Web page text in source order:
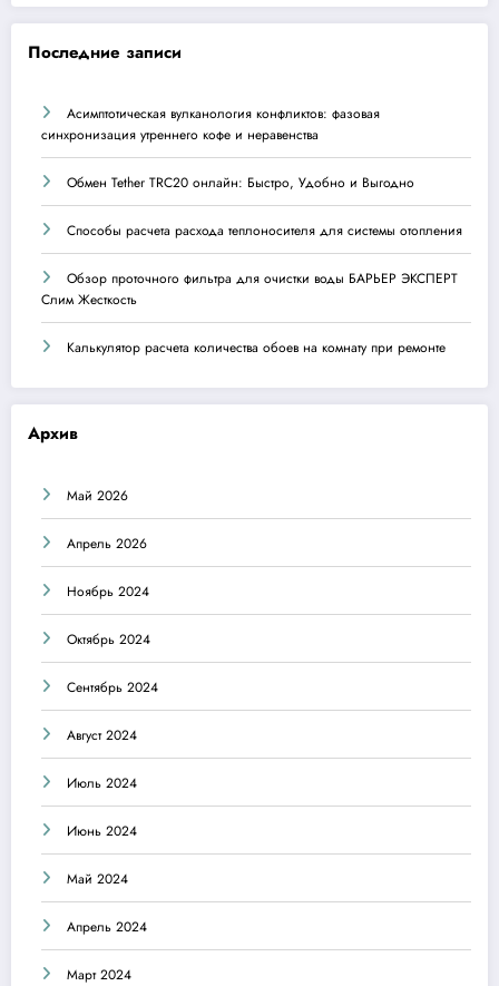
Последние записи
Асимптотическая вулканология конфликтов: фазовая
синхронизация утреннего кофе и неравенства
Обмен Tether TRC20 онлайн: Быстро, Удобно и Выгодно
Способы расчета расхода теплоносителя для системы отопления
Обзор проточного фильтра для очистки воды БАРЬЕР ЭКСПЕРТ
Слим Жесткость
Калькулятор расчета количества обоев на комнату при ремонте
Архив
Май 2026
Апрель 2026
Ноябрь 2024
Октябрь 2024
Сентябрь 2024
Август 2024
Июль 2024
Июнь 2024
Май 2024
Апрель 2024
Март 2024